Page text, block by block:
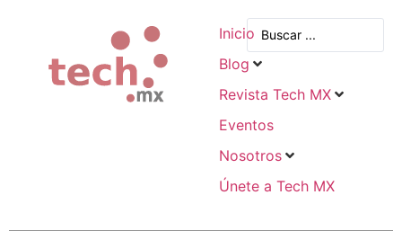
Inicio
Blog
Revista Tech MX
Eventos
Nosotros
Únete a Tech MX